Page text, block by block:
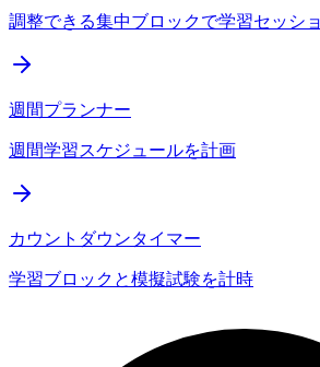
調整できる集中ブロックで学習セッシ
週間プランナー
週間学習スケジュールを計画
カウントダウンタイマー
学習ブロックと模擬試験を計時